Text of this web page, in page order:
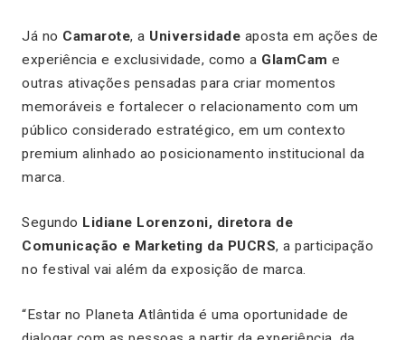
Já no Camarote, a Universidade aposta em ações de
experiência e exclusividade, como a GlamCam e
outras ativações pensadas para criar momentos
memoráveis e fortalecer o relacionamento com um
público considerado estratégico, em um contexto
premium alinhado ao posicionamento institucional da
marca.
Segundo Lidiane Lorenzoni, diretora de
Comunicação e Marketing da PUCRS, a participação
no festival vai além da exposição de marca.
“Estar no Planeta Atlântida é uma oportunidade de